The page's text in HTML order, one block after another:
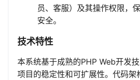
员、客服）及其操作权限，
安全。
技术特性
本系统基于成熟的PHP Web开发
项目的稳定性和可扩展性。代码架